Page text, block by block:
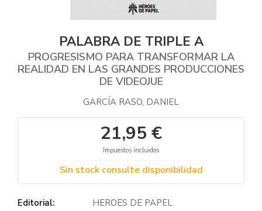
PALABRA DE TRIPLE A
PROGRESISMO PARA TRANSFORMAR LA
REALIDAD EN LAS GRANDES PRODUCCIONES
DE VIDEOJUE
GARCÍA RASO, DANIEL
21,95 €
Impuestos incluidos
Sin stock consulte disponibilidad
Editorial:
HEROES DE PAPEL